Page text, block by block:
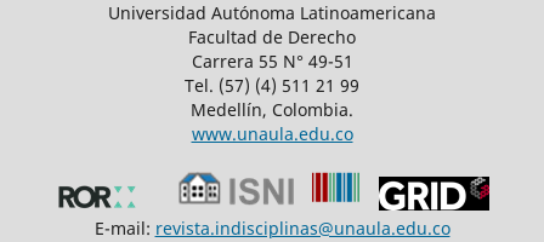
Universidad Autónoma Latinoamericana
Facultad de Derecho
Carrera 55 N° 49-51
Tel. (57) (4) 511 21 99
Medellín, Colombia.
www.unaula.edu.co
E-mail: revista.indisciplinas@unaula.edu.co